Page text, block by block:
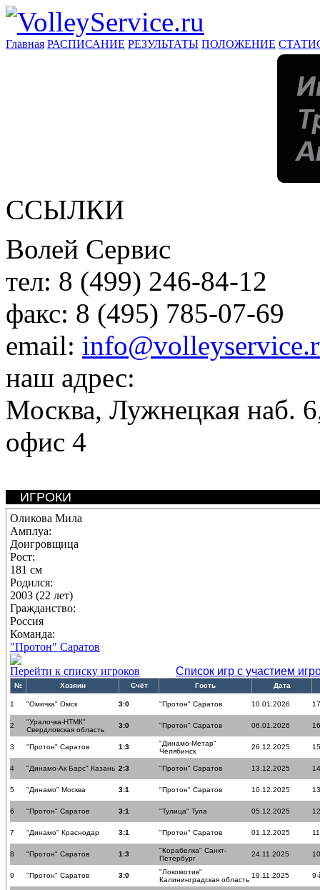
Главная РАСПИСАНИЕ РЕЗУЛЬТАТЫ ПОЛОЖЕНИЕ
ССЫЛКИ
Волей Сервис
тел: 8 (499) 246-84-12
факс: 8 (495) 785-07-69
email:
наш адрес:
Москва, Лужнецкая наб.
офис 4
ИГРОКИ
Оликова Мила
Амплуа:
Доигровщица
Рост:
181 см
Родился:
2003 (22 лет)
Гражданство:
Россия
Команда:
"Протон" Саратов
Перейти к списку игроков
Список игр с участием
№ Хозяин Счёт Гость Дата
1 "Омичка" Омск 3:0 "Протон" Саратов 10.01.2026
2
"Уралочка-НТМК"
Свердловская область
3:0 "Протон" Саратов 06.01.2026
3 "Протон" Саратов 1:3
"Динамо-Метар"
Челябинск
26.12.2025
4 "Динамо-Ак Барс" Казань 2:3 "Протон" Саратов 13.12.2025
5 "Динамо" Москва 3:1 "Протон" Саратов 10.12.2025
6 "Протон" Саратов 3:1 "Тулица" Тула 05.12.2025
7 "Динамо" Краснодар 3:1 "Протон" Саратов 01.12.2025
8 "Протон" Саратов 1:3
"Корабелка" Санкт-
Петербург
24.11.2025
9 "Протон" Саратов 3:0
"Локомотив"
Калининградская область
19.11.2025 9-